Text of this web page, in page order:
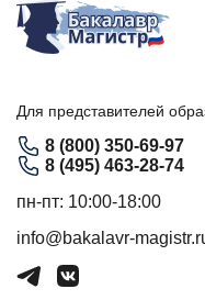
Для представителей
8 (800) 350-69-97
8 (495) 463-28-74
пн-пт: 10:00-18:00
info@bakalavr-